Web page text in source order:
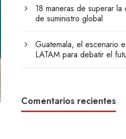
18 maneras de superar
de suministro global
Guatemala, el escenario
LATAM para debatir el
Comentarios recientes